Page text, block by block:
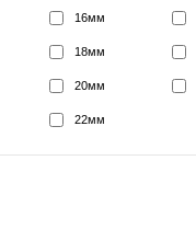
16мм
18мм
20мм
22мм